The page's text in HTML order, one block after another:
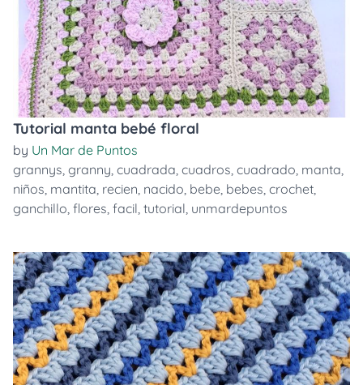
Tutorial manta bebé floral
by Un Mar de Puntos
grannys, granny, cuadrada, cuadros, cuadrado, manta,
niños, mantita, recien, nacido, bebe, bebes, crochet,
ganchillo, flores, facil, tutorial, unmardepuntos